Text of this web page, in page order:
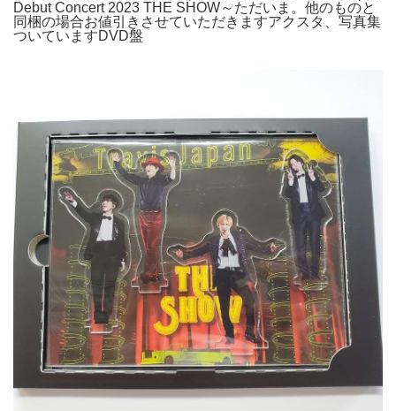
Debut Concert 2023 THE SHOW～ただいま。他のものと
同梱の場合お値引きさせていただきますアクスタ、写真集
ついていますDVD盤